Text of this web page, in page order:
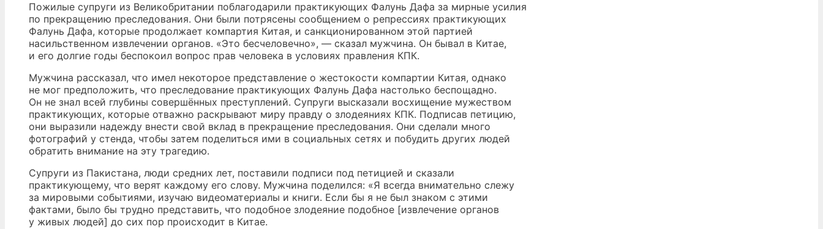
Пожилые супруги из Великобритании поблагодарили практикующих Фалунь Дафа за мирные усилия
по прекращению преследования. Они были потрясены сообщением о репрессиях практикующих
Фалунь Дафа, которые продолжает компартия Китая, и санкционированном этой партией
насильственном извлечении органов. «Это бесчеловечно», — сказал мужчина. Он бывал в Китае,
и его долгие годы беспокоил вопрос прав человека в условиях правления КПК.
Мужчина рассказал, что имел некоторое представление о жестокости компартии Китая, однако
не мог предположить, что преследование практикующих Фалунь Дафа настолько беспощадно.
Он не знал всей глубины совершённых преступлений. Супруги высказали восхищение мужеством
практикующих, которые отважно раскрывают миру правду о злодеяниях КПК. Подписав петицию,
они выразили надежду внести свой вклад в прекращение преследования. Они сделали много
фотографий у стенда, чтобы затем поделиться ими в социальных сетях и побудить других людей
обратить внимание на эту трагедию.
Супруги из Пакистана, люди средних лет, поставили подписи под петицией и сказали
практикующему, что верят каждому его слову. Мужчина поделился: «Я всегда внимательно слежу
за мировыми событиями, изучаю видеоматериалы и книги. Если бы я не был знаком с этими
фактами, было бы трудно представить, что подобное злодеяние подобное [извлечение органов
у живых людей] до сих пор происходит в Китае.